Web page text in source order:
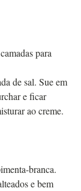
para
de sal. Sue em
e ficar
ao creme.
branca.
e bem